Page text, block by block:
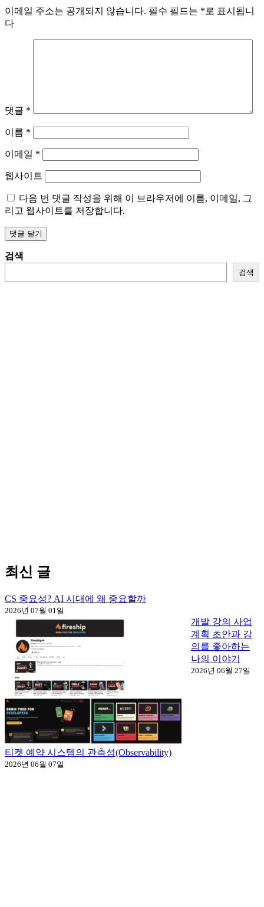
게
이
이메일 주소는 공개되지 않습니다. 필수 필드는 *로 표시됩니
다
댓글 *
이름 *
이메일 *
웹사이트
다음 번 댓글 작성을 위해 이 브라우저에 이름, 이메일, 그
리고 웹사이트를 저장합니다.
검색
검색
최신 글
CS 중요성? AI 시대에 왜 중요할까
2026년 07월 01일
개발 강의 사업
계획 초안과 강
의를 좋아하는
나의 이야기
2026년 06월 27일
티켓 예약 시스템의 관측성(Observability)
2026년 06월 07일